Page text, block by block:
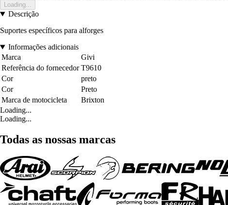
Loading...
Descrição
Suportes específicos para alforges
Informações adicionais
Marca
Givi
Referência do fornecedor T9610
Cor
preto
Cor
Preto
Marca de motocicleta
Brixton
Loading...
Loading...
Todas as nossas marcas